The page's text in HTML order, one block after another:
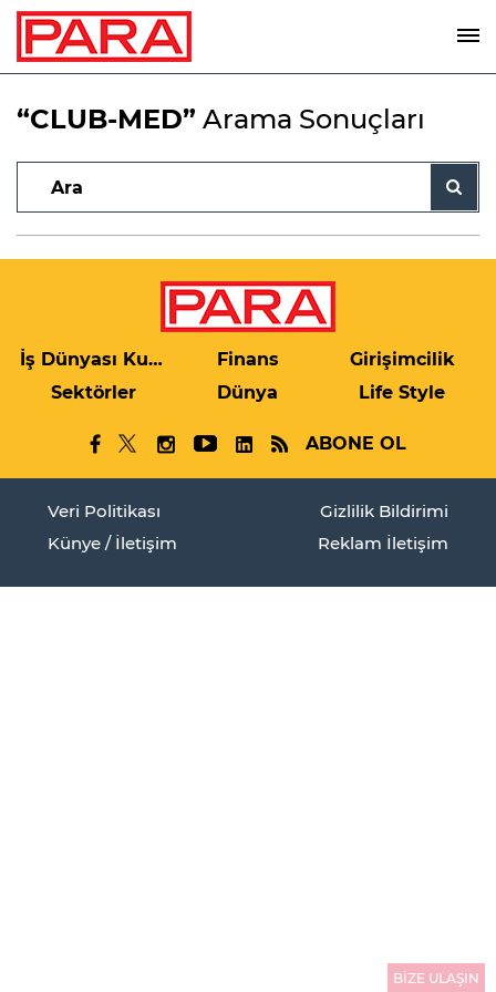
“CLUB-MED” Arama Sonuçları
İş Dünyası Kulis Finans
Girişimcilik
Sektörler
Dünya Life Style
ABONE OL
Veri Politikası
Gizlilik Bildirimi
Künye / İletişim
Reklam İletişim
BİZE ULAŞIN